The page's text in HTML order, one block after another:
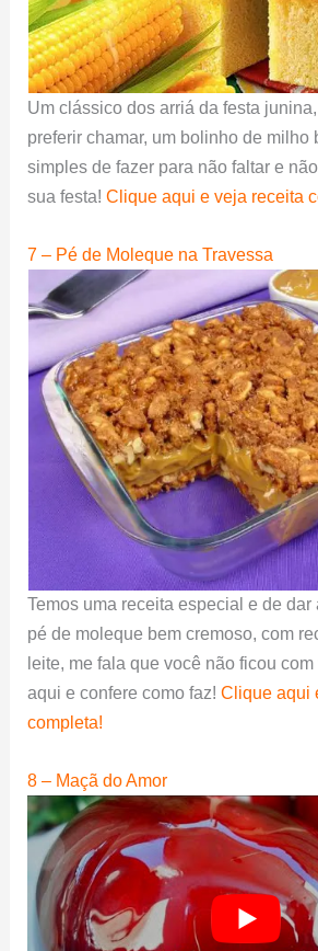
Um clássico dos arriá da festa
preferir chamar, um bolinho de milho
simples de fazer para não faltar e
sua festa!Clique aqui e veja receita
7 – Pé de Moleque na Travessa
Temos uma receita especial e de
pé de moleque bem cremoso, com
leite, me fala que você não ficou
aqui e confere como faz!Clique aqui
completa!
8 – Maçã do Amor